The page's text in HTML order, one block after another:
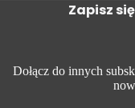
Zapisz
Dołącz do innych